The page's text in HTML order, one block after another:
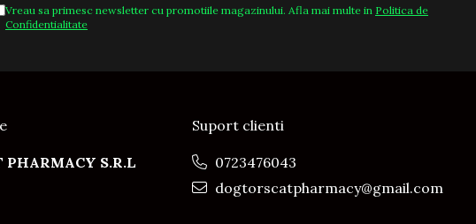
Vreau sa primesc newsletter cu promotiile magazinului. Afla mai multe in Politica de
Confidentialitate
PHARMACY S.R.L
Suport clienti
0723476043
dogtorscatpharmacy@gmail.com